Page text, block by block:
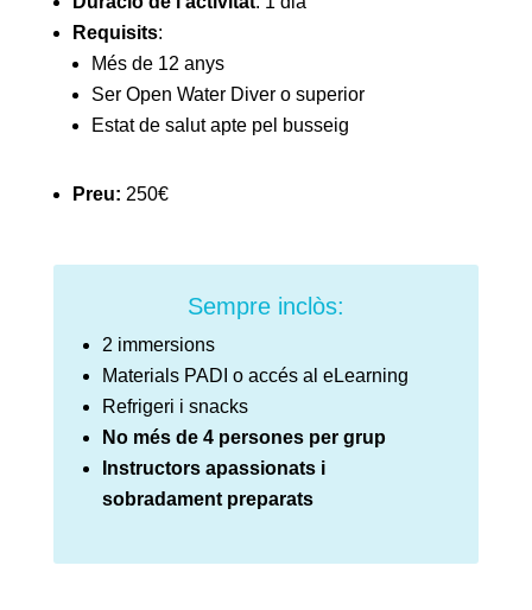
Requisits:
Més de 12 anys
Ser Open Water Diver o superior
Estat de salut apte pel busseig
Preu: 250€
Sempre inclòs:
2 immersions
Materials PADI o accés al eLearning
Refrigeri i snacks
No més de 4 persones per grup
Instructors apassionats i
sobradament preparats